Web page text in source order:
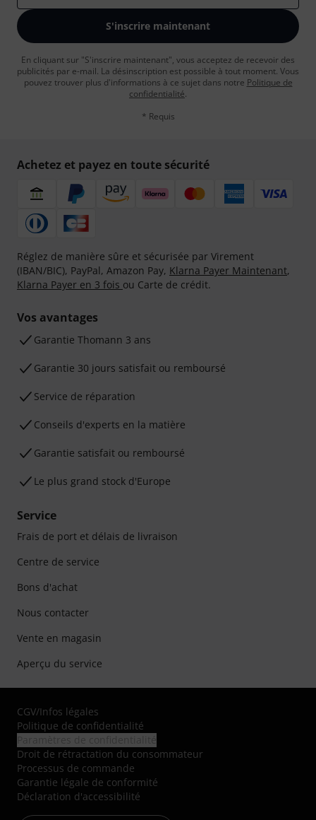
S'inscrire maintenant
En cliquant sur "S'inscrire maintenant", vous acceptez de recevoir des
publicités par e-mail. La désinscription est possible à tout moment. Vous
pouvez trouver plus d'informations à ce sujet dans notre Politique de
confidentialité.
* Requis
Achetez et payez en toute sécurité
Réglez de manière sûre et sécurisée par Virement
(IBAN/BIC), PayPal, Amazon Pay, Klarna Payer Maintenant,
Klarna Payer en 3 fois ou Carte de crédit.
Vos avantages
Ga­ran­tie Thomann 3 ans
Garantie 30 jours satisfait ou remboursé
Service de réparation
Conseils d'experts en la matière
Garantie satisfait ou remboursé
Le plus grand stock d'Europe
Service
Frais de port et délais de livraison
Centre de service
Bons d'achat
Nous contacter
Vente en magasin
Aperçu du service
CGV/Infos légales
Politique de confidentialité
Droit de rétractation du consommateur
Processus de commande
Garantie légale de conformité
Déclaration d'accessibilité